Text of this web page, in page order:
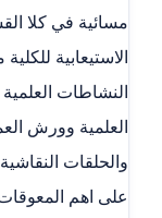
مسائية في كلا
الاستيعابية
النشاطات
العلمية وورش
والحلقات
على اهم